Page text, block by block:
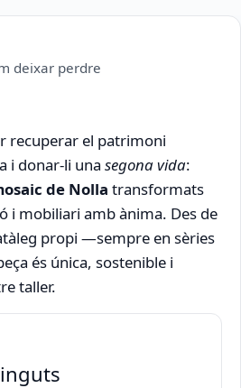
deixar perdre
recuperar el patrimoni
i donar-li una segona vida:
de Nolla transformats
i mobiliari amb ànima. Des de
propi —sempre en sèries
és única, sostenible i
taller.